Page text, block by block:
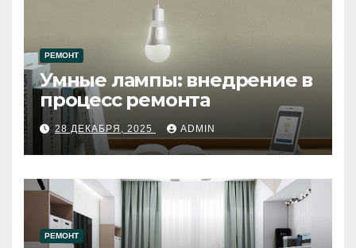
РЕМОНТ
Умные лампы: внедрение в
процесс ремонта
28 ДЕКАБРЯ, 2025 ADMIN
РЕМОНТ